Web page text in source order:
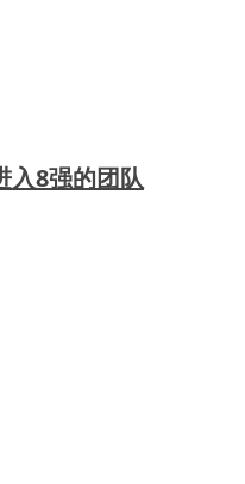
8强的团队